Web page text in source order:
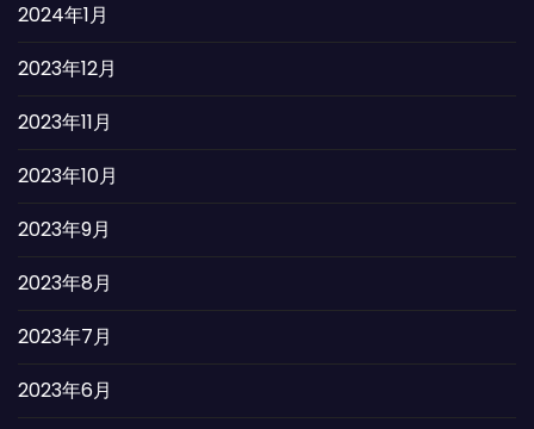
2024年1月
2023年12月
2023年11月
2023年10月
2023年9月
2023年8月
2023年7月
2023年6月